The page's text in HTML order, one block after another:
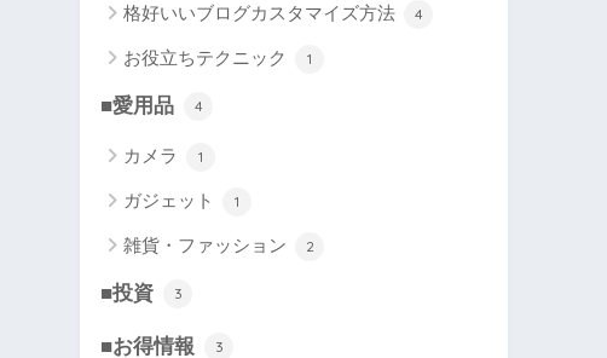
格好いいブログカスタマイズ方法 4
お役立ちテクニック 1
■愛用品 4
カメラ 1
ガジェット 1
雑貨・ファッション 2
■投資 3
■お得情報 3